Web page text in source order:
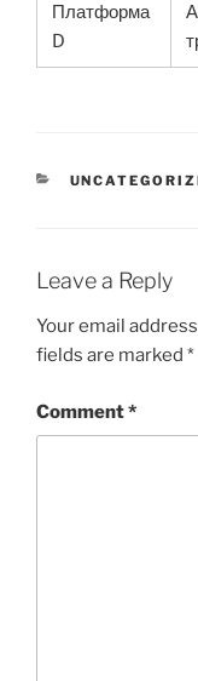
Платформа
D
CATEGORIES
Leave a Reply
Your email
fields are marked *
Comment*